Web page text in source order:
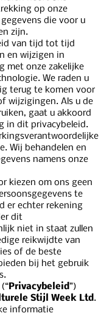
op onze
die voor u
zijn.
van tijd tot tijd
en wijzigen in
met onze zakelijke
We raden u
terug te komen voor
wijzigingen. Als u de
gaat u akkoord
in dit privacybeleid.
Wij behandelen en
namens onze
kiezen om ons geen
te
er echter rekening
dit
niet in staat zullen
reikwijdte van
of de beste
bij het gebruik
Privacybeleid”)
Stijl Week Ltd.
informatie